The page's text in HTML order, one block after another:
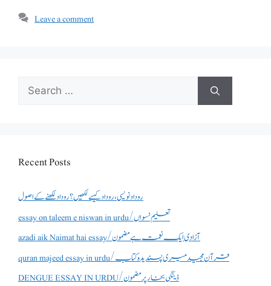
Leave a comment
Search
for:
Recent Posts
روداد نویسی ،روداد کیسے لکھیں؟ روداد لکھنے کے اصول
essay on taleem e niswan in urdu/تعلیم نسواں
azadi aik Naimat hai essay/آزادی ایک نعمت ہے مضمون
quran majeed essay in urdu/قرآن مجید میری پسندیدہ کتاب
DENGUE ESSAY IN URDU/ڈینگی بخار پر مضمون